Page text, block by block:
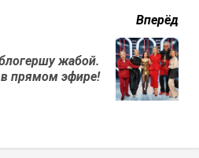
Вперёд
жабой.
прямом эфире!